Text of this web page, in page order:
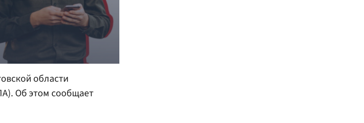
области
Об этом сообщает